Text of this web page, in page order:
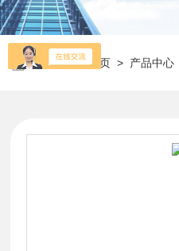
当前位置：首页 > 产品中心